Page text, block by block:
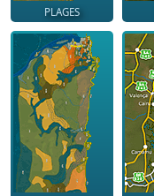
PLAGES